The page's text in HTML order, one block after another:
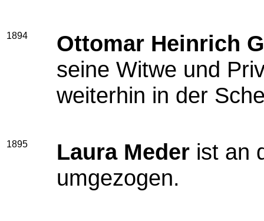
1894
Ottomar Heinrich
seine Witwe und
weiterhin in der
1895 Laura Meder ist an
umgezogen.